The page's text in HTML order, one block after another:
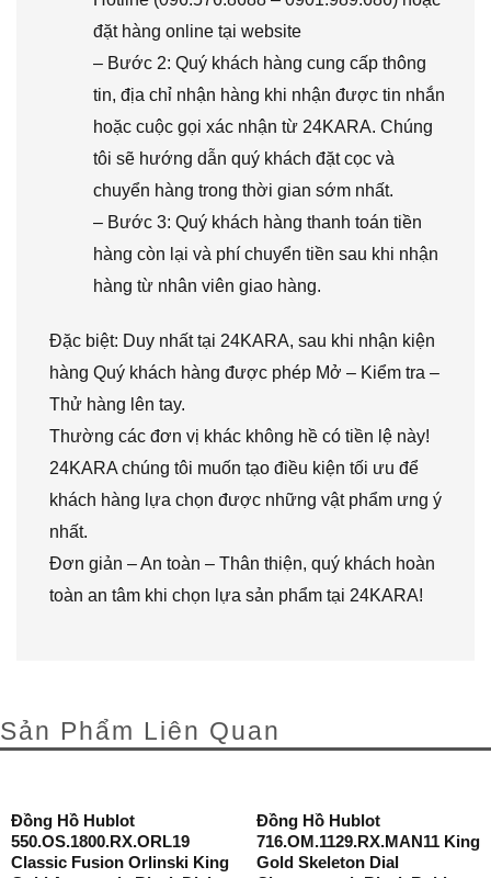
đặt hàng online tại website
– Bước 2: Quý khách hàng cung cấp thông
tin, địa chỉ nhận hàng khi nhận được tin nhắn
hoặc cuộc gọi xác nhận từ 24KARA. Chúng
tôi sẽ hướng dẫn quý khách đặt cọc và
chuyển hàng trong thời gian sớm nhất.
– Bước 3: Quý khách hàng thanh toán tiền
hàng còn lại và phí chuyển tiền sau khi nhận
hàng từ nhân viên giao hàng.
Đặc biệt: Duy nhất tại 24KARA, sau khi nhận kiện
hàng Quý khách hàng được phép Mở – Kiểm tra –
Thử hàng lên tay.
Thường các đơn vị khác không hề có tiền lệ này!
24KARA chúng tôi muốn tạo điều kiện tối ưu để
khách hàng lựa chọn được những vật phẩm ưng ý
nhất.
Đơn giản – An toàn – Thân thiện, quý khách hoàn
toàn an tâm khi chọn lựa sản phẩm tại 24KARA!
Sản Phẩm Liên Quan
Đồng Hồ Hublot
550.OS.1800.RX.ORL19
Classic Fusion Orlinski King
Đồng Hồ Hublot
716.OM.1129.RX.MAN11 King
Gold Skeleton Dial